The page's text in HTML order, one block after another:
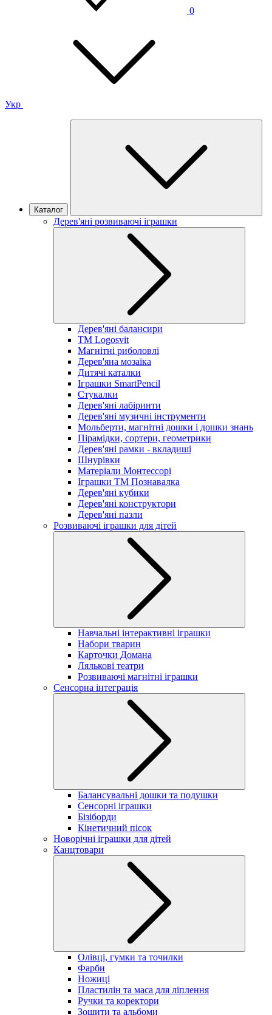
0
Укр
Каталог
Дерев'яні розвиваючі іграшки
Дерев'яні балансири
TM Logosvit
Магнітні риболовлі
Дерев'яна мозаїка
Дитячі каталки
Іграшки SmartPencil
Стукалки
Дерев'яні лабіринти
Дерев'яні музичні інструменти
Мольберти, магнітні дошки і дошки знань
Пірамідки, сортери, геометрики
Дерев'яні рамки - вкладиші
Шнурівки
Матеріали Монтессорі
Іграшки ТМ Познавалка
Дерев'яні кубики
Дерев'яні конструктори
Дерев'яні пазли
Розвиваючі іграшки для дітей
Навчальні інтерактивні іграшки
Набори тварин
Карточки Домана
Лялькові театри
Розвиваючі магнітні іграшки
Сенсорна інтеграція
Балансувальні дошки та подушки
Сенсорні іграшки
Бізіборди
Кінетичний пісок
Новорічні іграшки для дітей
Канцтовари
Олівці, гумки та точилки
Фарби
Ножиці
Пластилін та маса для ліплення
Ручки та коректори
Зошити та альбоми